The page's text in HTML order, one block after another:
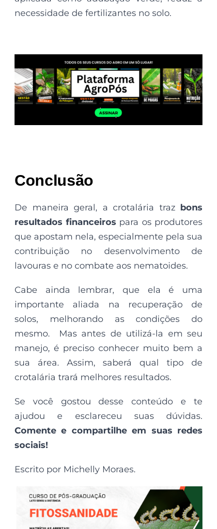
necessidade de fertilizantes no solo.
Conclusão
De maneira geral, a crotalária traz bons
resultados financeiros para os produtores
que apostam nela, especialmente pela sua
contribuição no desenvolvimento de
lavouras e no combate aos nematoides.
Cabe ainda lembrar, que ela é uma
importante aliada na recuperação de
solos, melhorando as condições do
mesmo. Mas antes de utilizá-la em seu
manejo, é preciso conhecer muito bem a
sua área. Assim, saberá qual tipo de
crotalária trará melhores resultados.
Se você gostou desse conteúdo e te
ajudou e esclareceu suas dúvidas.
Comente e compartilhe em suas redes
sociais!
Escrito por Michelly Moraes.